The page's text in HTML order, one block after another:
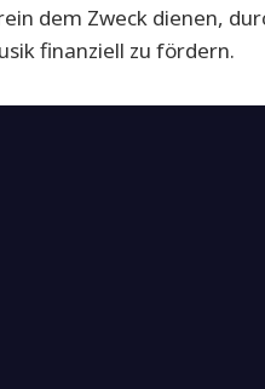
dem Zweck dienen,
finanziell zu fördern.